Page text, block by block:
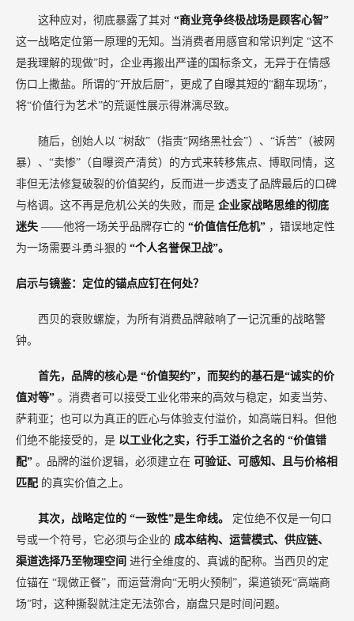
这种应对，彻底暴露了其对 “商业竞争终极战场是顾客心智”
这一战略定位第一原理的无知。当消费者用感官和常识判定 “这不
是我理解的现做”时，企业再搬出严谨的国标条文，无异于在情感
伤口上撒盐。所谓的“开放后厨”，更成了自曝其短的“翻车现场”，
将“价值行为艺术”的荒诞性展示得淋漓尽致。
随后，创始人以 “树敌”（指责“网络黑社会”）、“诉苦”（被网
暴）、“卖惨”（自曝资产清贫）的方式来转移焦点、博取同情，这
非但无法修复破裂的价值契约，反而进一步透支了品牌最后的口碑
与格调。这不再是危机公关的失败，而是 企业家战略思维的彻底
迷失 ——他将一场关乎品牌存亡的 “价值信任危机” ，错误地定性
为一场需要斗勇斗狠的 “个人名誉保卫战”。
启示与镜鉴：定位的锚点应钉在何处？
西贝的衰败螺旋，为所有消费品牌敲响了一记沉重的战略警
钟。
首先，品牌的核心是 “价值契约”，而契约的基石是“诚实的价
值对等” 。消费者可以接受工业化带来的高效与稳定，如麦当劳、
萨莉亚；也可以为真正的匠心与体验支付溢价，如高端日料。但他
们绝不能接受的，是 以工业化之实，行手工溢价之名的 “价值错
配” 。品牌的溢价逻辑，必须建立在 可验证、可感知、且与价格相
匹配 的真实价值之上。
其次，战略定位的 “一致性”是生命线。 定位绝不仅是一句口
号或一个符号，它必须与企业的 成本结构、运营模式、供应链、
渠道选择乃至物理空间 进行全维度的、真诚的配称。当西贝的定
位锚在 “现做正餐”，而运营滑向“无明火预制”，渠道锁死“高端商
场”时，这种撕裂就注定无法弥合，崩盘只是时间问题。